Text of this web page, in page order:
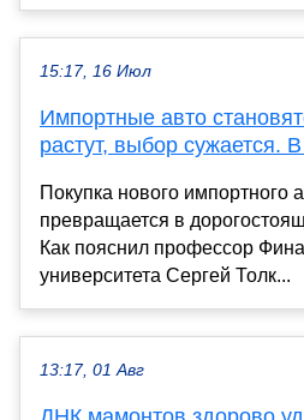
15:17, 16 Июл
Импортные авто
растут, выбор сужается.
Покупка нового импортного
превращается в
Как пояснил профессор
университета Сергей Толк...
13:17, 01 Авг